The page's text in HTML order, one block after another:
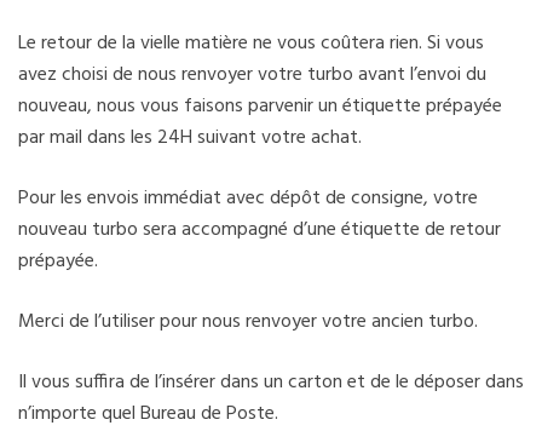
Le retour de la vielle matière ne vous coûtera rien. Si vous
avez choisi de nous renvoyer votre turbo avant l’envoi du
nouveau, nous vous faisons parvenir un étiquette prépayée
par mail dans les 24H suivant votre achat.
Pour les envois immédiat avec dépôt de consigne, votre
nouveau turbo sera accompagné d’une étiquette de retour
prépayée.
Merci de l’utiliser pour nous renvoyer votre ancien turbo.
Il vous suffira de l’insérer dans un carton et de le déposer dans
n’importe quel Bureau de Poste.